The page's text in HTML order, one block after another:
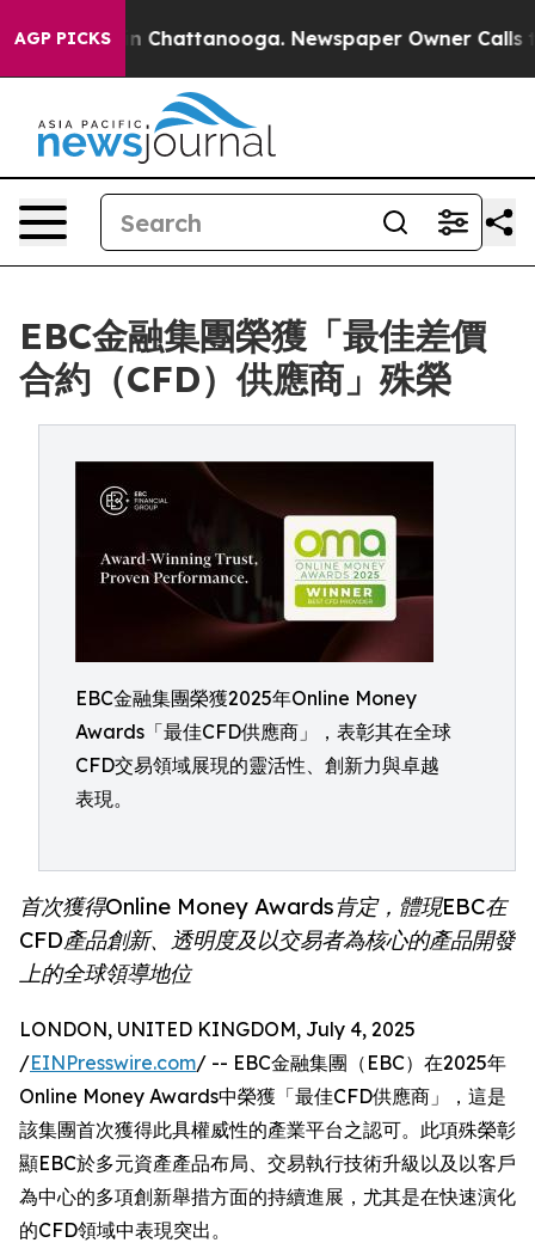
AGP PICKSin Chattanooga. Newspaper Owner Calls the
EBC金融集團榮獲「最佳差價
合約（CFD）供應商」殊榮
EBC金融集團榮獲2025年Online Money
Awards「最佳CFD供應商」，表彰其在全球
CFD交易領域展現的靈活性、創新力與卓越
表現。
首次獲得Online Money Awards肯定，體現EBC在
CFD產品創新、透明度及以交易者為核心的產品開發
上的全球領導地位
LONDON, UNITED KINGDOM, July 4, 2025
/EINPresswire.com/ -- EBC金融集團（EBC）在2025年
Online Money Awards中榮獲「最佳CFD供應商」，這是
該集團首次獲得此具權威性的產業平台之認可。此項殊榮彰
顯EBC於多元資產產品布局、交易執行技術升級以及以客戶
為中心的多項創新舉措方面的持續進展，尤其是在快速演化
的CFD領域中表現突出。